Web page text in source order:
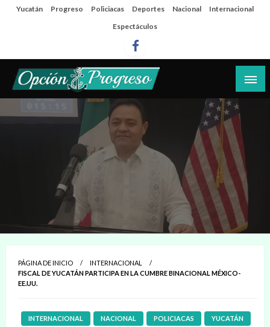
SaltaYucatán Progreso Policiacas Deportes Nacional
Internacional
Espectáculos
Opción Progreso
Las noticias del día a día del puerto
PÁGINA DE INICIO
INTERNACIONAL
FISCAL DE YUCATÁN PARTICIPA EN LA CUMBRE BINACIONAL MÉXICO-
EE.UU.
INTERNACIONAL NACIONAL POLICIACAS YUCATÁN